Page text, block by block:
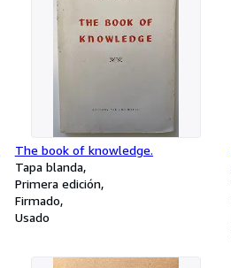
The book of knowledge.
Tapa blanda
Primera edición
Firmado
Usado